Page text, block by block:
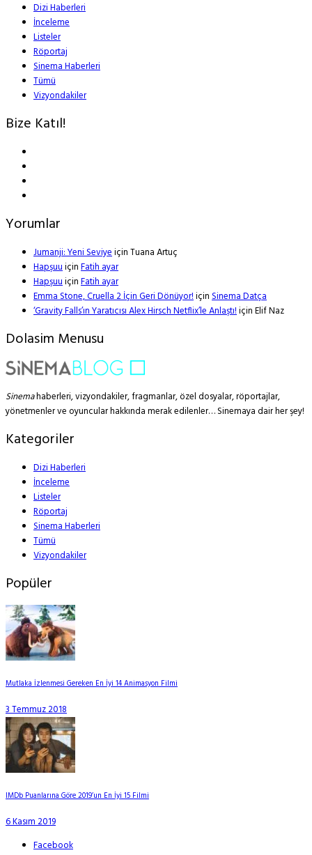
Dizi Haberleri
İnceleme
Listeler
Röportaj
Sinema Haberleri
Tümü
Vizyondakiler
Bize Katıl!
Yorumlar
Jumanji: Yeni SeviyeiçinTuana Artuç
HapşuuiçinFatih ayar
HapşuuiçinFatih ayar
Emma Stone, Cruella 2 İçin Geri Dönüyor!içinSinema Datça
‘Gravity Falls’ın Yaratıcısı Alex Hirsch Netflix’le Anlaştı!içinElif Naz
Dolasim Menusu
Sinemahaberleri, vizyondakiler, fragmanlar, özel dosyalar, röportajlar,
yönetmenler ve oyuncular hakkında merak edilenler… Sinemaya dair her şey!
Kategoriler
Dizi Haberleri
İnceleme
Listeler
Röportaj
Sinema Haberleri
Tümü
Vizyondakiler
Popüler
Mutlaka İzlenmesi Gereken En İyi 14 Animasyon Filmi
3 Temmuz 2018
IMDb Puanlarına Göre 2019’un En İyi 15 Filmi
6 Kasım 2019
Facebook